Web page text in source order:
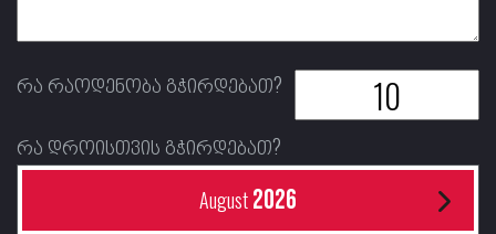
რა რაოდენობა გჭირდებათ?
რა დროისთვის გჭირდებათ?
August2026